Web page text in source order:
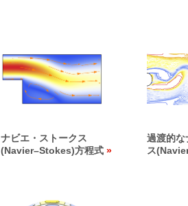
ナビエ・ストークス
(Navier–Stokes)方程式
過渡的な
ス